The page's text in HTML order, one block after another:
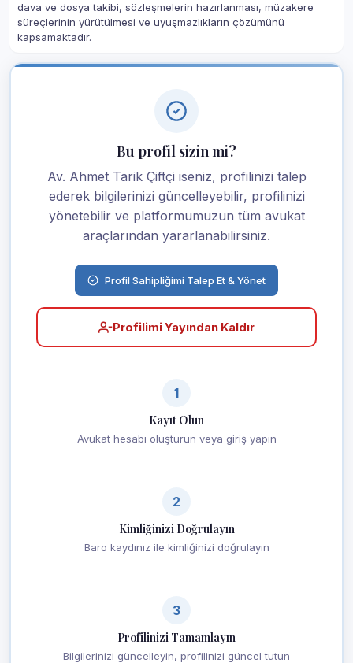
dava ve dosya takibi, sözleşmelerin hazırlanması, müzakere
süreçlerinin yürütülmesi ve uyuşmazlıkların çözümünü
kapsamaktadır.
Bu profil sizin mi?
Av. Ahmet Tarik Çiftçi iseniz, profilinizi talep
ederek bilgilerinizi güncelleyebilir, profilinizi
yönetebilir ve platformumuzun tüm avukat
araçlarından yararlanabilirsiniz.
Profil Sahipliğimi Talep Et & Yönet
Profilimi Yayından Kaldır
1
Kayıt Olun
Avukat hesabı oluşturun veya giriş yapın
2
Kimliğinizi Doğrulayın
Baro kaydınız ile kimliğinizi doğrulayın
3
Profilinizi Tamamlayın
Bilgilerinizi güncelleyin, profilinizi güncel tutun